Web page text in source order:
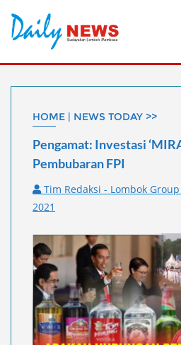
content
HOME | NEWS TODAY >>
Pengamat: Investasi
Pembubaran FPI
Tim Redaksi - Lombok
2021